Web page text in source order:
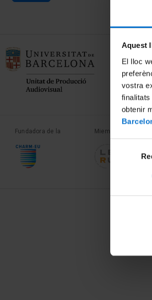
Aquest
El lloc
vostra
obtenir
Fundadora de la Miembro de la